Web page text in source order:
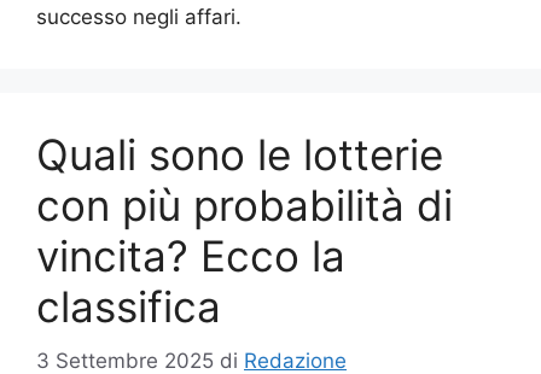
successo negli affari.
Quali sono le lotterie
con più probabilità di
vincita? Ecco la
classifica
3 Settembre 2025 di Redazione